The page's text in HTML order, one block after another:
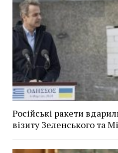
Російські ракети
візиту Зеленського та